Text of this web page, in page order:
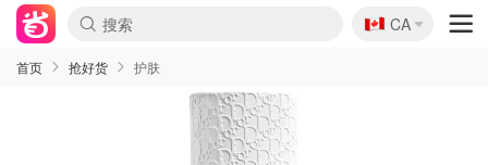
🇨🇦
CA
首页 抢好货 护肤